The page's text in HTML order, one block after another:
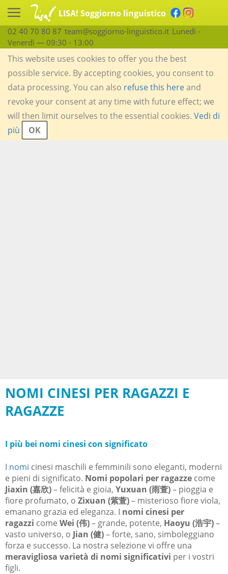
LISA! Soggiorno linguistico
02 40 70 80 87 team@soggiorno-linguistico.it Lunedì -
Venerdì — 09:30 - 13:00
This website uses cookies to offer you the best
possible service. By accepting cookies, you consent to
data processing. You can also refuse this hereand
revoke your consent at any time with future effect; we
will then limit ourselves to the essential cookies. Vedi di
più
OK
NOMI CINESI PER RAGAZZI E
RAGAZZE
I più bei nomi cinesi con significato
I nomi cinesi maschili e femminili sono eleganti, moderni
e pieni di significato. Nomi popolari per ragazze come
Jiaxin (嘉欣)– felicità e gioia, Yuxuan (雨萱)– pioggia e
fiore profumato, o Zixuan (紫萱)– misterioso fiore viola,
emanano grazia ed eleganza. I nomi cinesi per
ragazzi come Wei (伟)– grande, potente, Haoyu (浩宇)–
vasto universo, o Jian (健)– forte, sano, simboleggiano
forza e successo. La nostra selezione vi offre una
meravigliosa varietà di nomi significativi per i vostri
figli.